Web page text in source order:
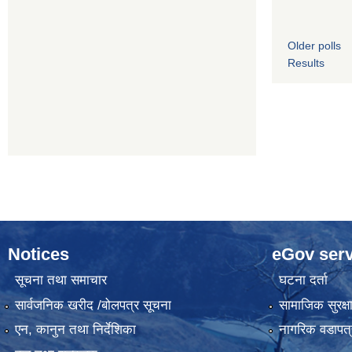
Older polls
Results
Notices
सूचना तथा समाचार
सार्वजनिक खरीद /बोलपत्र सूचना
एन, कानुन तथा निर्देशिका
eGov
घटना दर्ता
सामाजिक सुरक्षा
नागरिक